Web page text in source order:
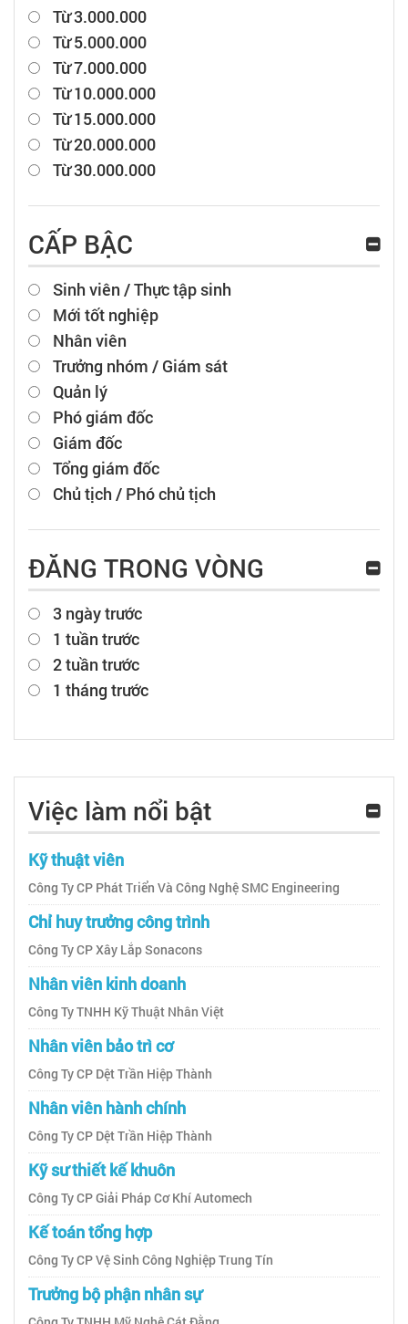
Từ 3.000.000
Từ 5.000.000
Từ 7.000.000
Từ 10.000.000
Từ 15.000.000
Từ 20.000.000
Từ 30.000.000
CẤP BẬC
Sinh viên / Thực tập sinh
Mới tốt nghiệp
Nhân viên
Trưởng nhóm / Giám sát
Quản lý
Phó giám đốc
Giám đốc
Tổng giám đốc
Chủ tịch / Phó chủ tịch
ĐĂNG TRONG VÒNG
3 ngày trước
1 tuần trước
2 tuần trước
1 tháng trước
Việc làm nổi bật
Kỹ thuật viên
Công Ty CP Phát Triển Và Công Nghệ SMC Engineering
Chỉ huy trưởng công trình
Công Ty CP Xây Lắp Sonacons
Nhân viên kinh doanh
Công Ty TNHH Kỹ Thuật Nhân Việt
Nhân viên bảo trì cơ
Công Ty CP Dệt Trần Hiệp Thành
Nhân viên hành chính
Công Ty CP Dệt Trần Hiệp Thành
Kỹ sư thiết kế khuôn
Công Ty CP Giải Pháp Cơ Khí Automech
Kế toán tổng hợp
Công Ty CP Vệ Sinh Công Nghiệp Trung Tín
Trưởng bộ phận nhân sự